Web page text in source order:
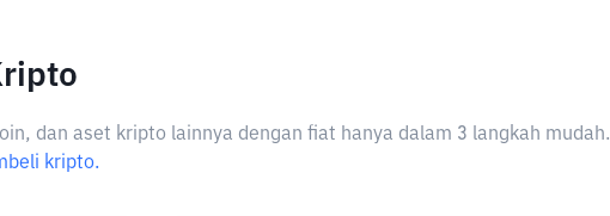
dan aset kripto lainnya dengan fiat hanya dalam 3 langkah mudah.
kripto.